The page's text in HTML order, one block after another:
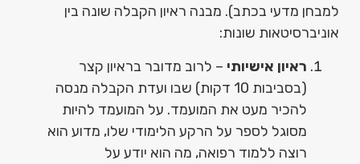
למבחן מדעי בכתב). מבנה ראיון הקבלה שונה בין
אוניברסיטאות שונות:
ראיון אישיותי – לרוב מדובר בראיון קצר
(בסביבות 10 דקות) שבו ועדת הקבלה מנסה
להכיר מעט את המועמד. על המועמד להיות
מסוגל לספר על הרקע הלימודי שלו, מדוע הוא
רוצה ללמוד רפואה, מה הוא יודע על